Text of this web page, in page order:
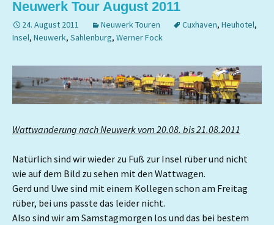
Neuwerk Tour August 2011
24. August 2011 Neuwerk Touren Cuxhaven, Heuhotel,
Insel, Neuwerk, Sahlenburg, Werner Fock
Wattwanderung nach Neuwerk vom 20.08. bis 21.08.2011
Natürlich sind wir wieder zu Fuß zur Insel rüber und nicht
wie auf dem Bild zu sehen mit den Wattwagen.
Gerd und Uwe sind mit einem Kollegen schon am Freitag
rüber, bei uns passte das leider nicht.
Also sind wir am Samstagmorgen los und das bei bestem